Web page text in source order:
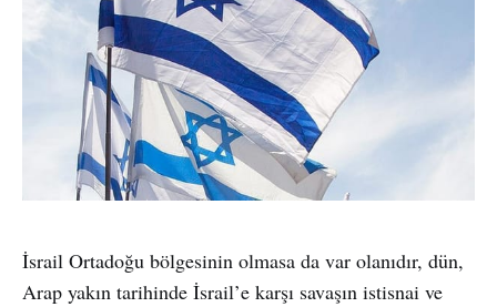
İsrail Ortadoğu bölgesinin olmasa da var olanıdır, dün,
Arap yakın tarihinde İsrail’e karşı savaşın istisnai ve